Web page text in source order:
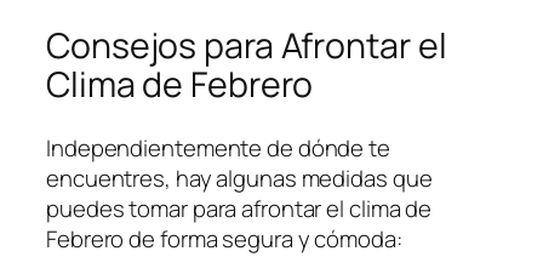
Consejos para Afrontar el
Clima de Febrero
Independientemente de dónde te
encuentres, hay algunas medidas que
puedes tomar para afrontar el clima de
Febrero de forma segura y cómoda: